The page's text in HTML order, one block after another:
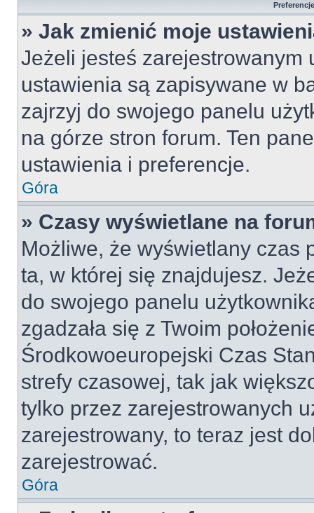
» Jak zmienić moje
Jeżeli jesteś zarejestrowanym
ustawienia są zapisywane w
zajrzyj do swojego panelu
na górze stron forum. Ten
ustawienia i preferencje.
Góra
» Czasy wyświetlane na
Możliwe, że wyświetlany czas
ta, w której się znajdujesz.
do swojego panelu
zgadzała się z Twoim
Środkowoeuropejski Czas
strefy czasowej, tak jak
tylko przez zarejestrowanych
zarejestrowany, to teraz jest
zarejestrować.
Góra